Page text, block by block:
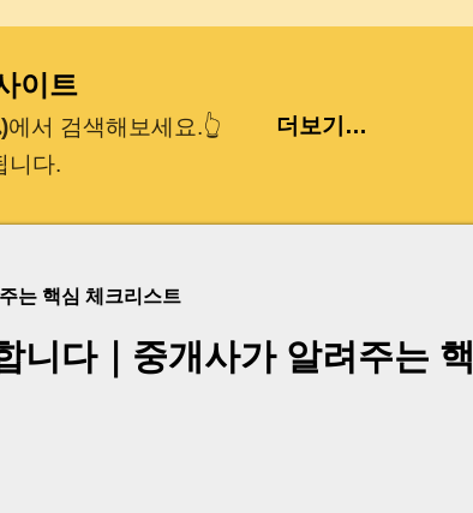
콘텐츠로 건너뛰기
이트
에서 검색해보세요.👆
니다.
더보기…
는 핵심 체크리스트
니다｜중개사가 알려주는 핵